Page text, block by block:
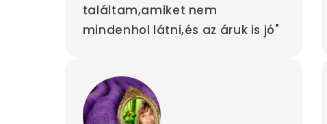
találtam,amiket nem
mindenhol látni,és az áruk is jó"